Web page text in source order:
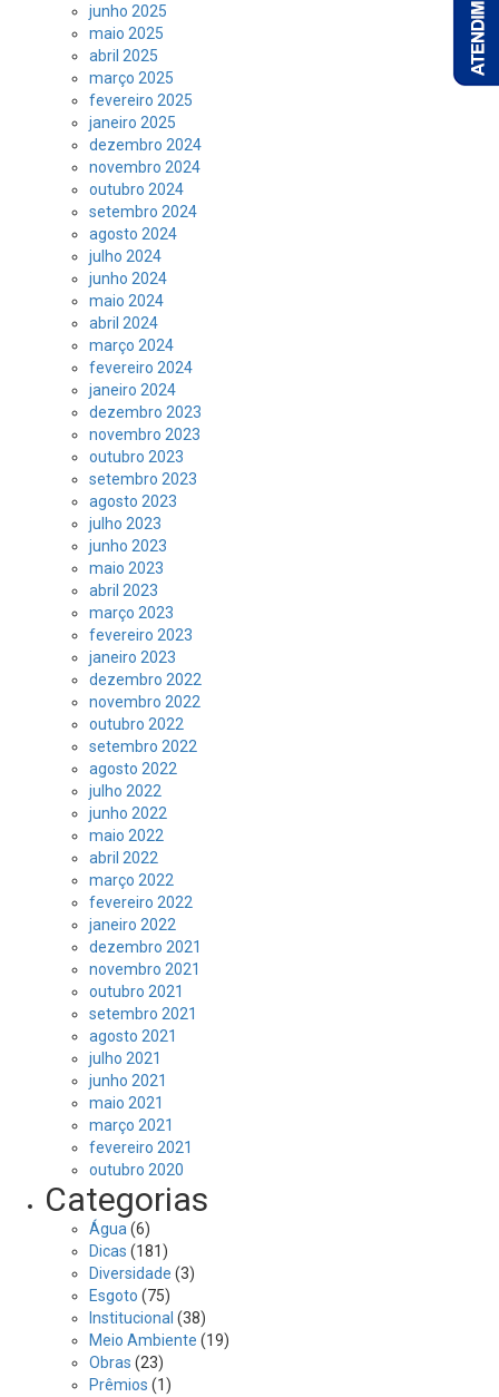
junho 2025
maio 2025
abril 2025
março 2025
fevereiro 2025
janeiro 2025
dezembro 2024
novembro 2024
outubro 2024
setembro 2024
agosto 2024
julho 2024
junho 2024
maio 2024
abril 2024
março 2024
fevereiro 2024
janeiro 2024
dezembro 2023
novembro 2023
outubro 2023
setembro 2023
agosto 2023
julho 2023
junho 2023
maio 2023
abril 2023
março 2023
fevereiro 2023
janeiro 2023
dezembro 2022
novembro 2022
outubro 2022
setembro 2022
agosto 2022
julho 2022
junho 2022
maio 2022
abril 2022
março 2022
fevereiro 2022
janeiro 2022
dezembro 2021
novembro 2021
outubro 2021
setembro 2021
agosto 2021
julho 2021
junho 2021
maio 2021
março 2021
fevereiro 2021
outubro 2020
Categorias
Água (6)
Dicas (181)
Diversidade (3)
Esgoto (75)
Institucional (38)
Meio Ambiente (19)
Obras (23)
Prêmios (1)